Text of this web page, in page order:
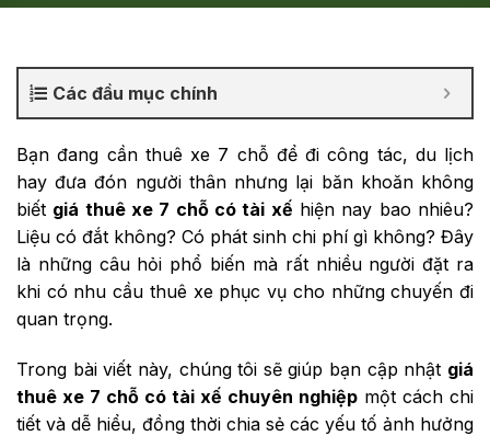
Các đầu mục chính
Bạn đang cần thuê xe 7 chỗ để đi công tác, du lịch
hay đưa đón người thân nhưng lại băn khoăn không
biết giá thuê xe 7 chỗ có tài xế hiện nay bao nhiêu?
Liệu có đắt không? Có phát sinh chi phí gì không? Đây
là những câu hỏi phổ biến mà rất nhiều người đặt ra
khi có nhu cầu thuê xe phục vụ cho những chuyến đi
quan trọng.
Trong bài viết này, chúng tôi sẽ giúp bạn cập nhật giá
thuê xe 7 chỗ có tài xế chuyên nghiệp một cách chi
tiết và dễ hiểu, đồng thời chia sẻ các yếu tố ảnh hưởng